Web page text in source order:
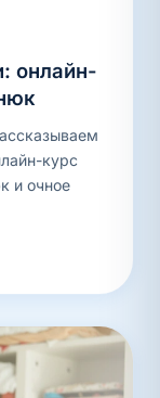
онлайн-
курс
и очное